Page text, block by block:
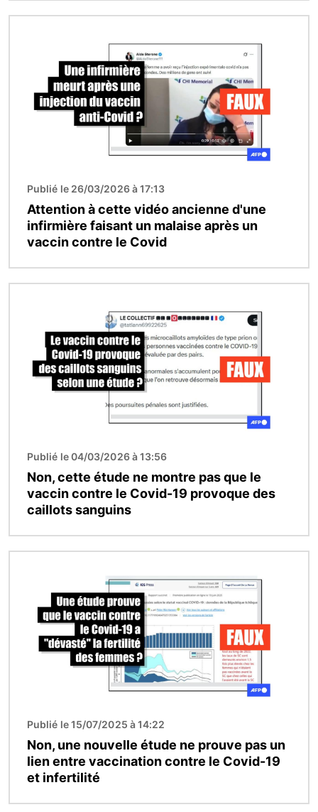
Publié le 26/03/2026 à 17:13
Attention à cette vidéo ancienne d'une
infirmière faisant un malaise après un
vaccin contre le Covid
Publié le 04/03/2026 à 13:56
Non, cette étude ne montre pas que le
vaccin contre le Covid-19 provoque des
caillots sanguins
Publié le 15/07/2025 à 14:22
Non, une nouvelle étude ne prouve pas un
lien entre vaccination contre le Covid-19
et infertilité